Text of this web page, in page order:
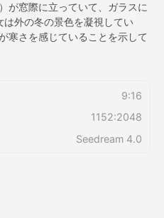
が窓際に立っていて、ガラスに
外の冬の景色を凝視してい
寒さを感じていることを示して
9:16
1152:2048
Seedream 4.0